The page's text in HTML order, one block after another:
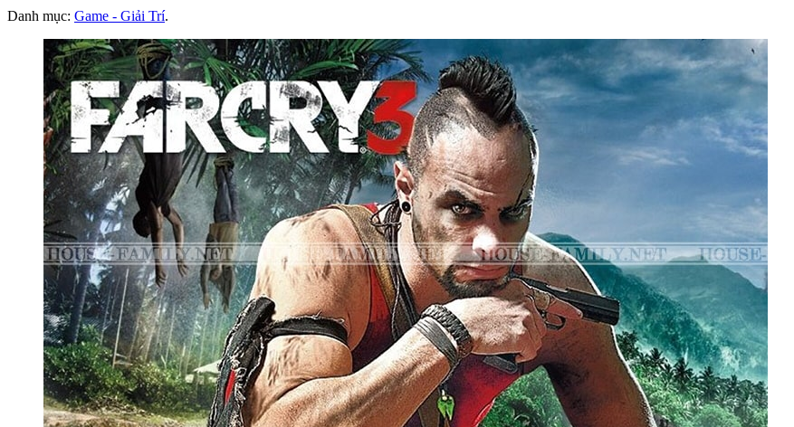
Danh mục: Game - Giải Trí.